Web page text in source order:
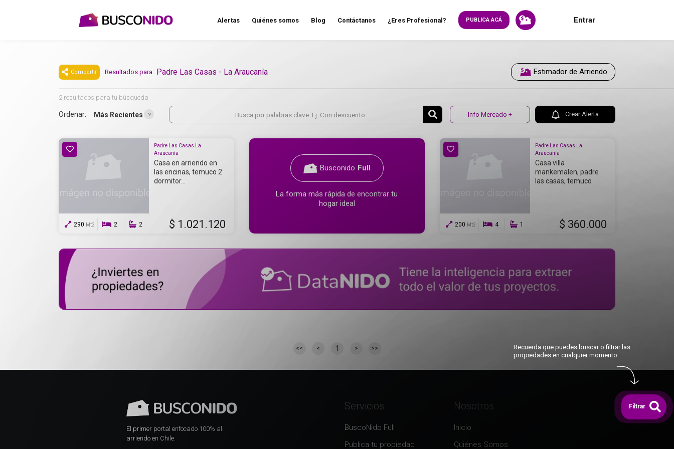
Alertas Quiénes somos Blog Contáctanos ¿Eres Profesional? PUBLICA ACÁ Entrar
Compartir Resultados para: Padre Las Casas - La Araucanía Estimador de Arriendo
2 resultados para tu búsqueda
Ordenar: Más Recientes Info Mercado + Crear Alerta
Padre Las Casas La
Araucanía
Casa en arriendo en
las encinas, temuco 2
dormitor...
290 Mt2 2 2 $ 1.021.120
Busconido Full
La forma más rápida de encontrar tu
hogar ideal
Padre Las Casas La
Araucanía
Casa villa
mankemalen, padre
las casas, temuco
200 Mt2 4 1 $ 360.000
<< < 1 > >>
El primer portal enfocado 100% al
arriendo en Chile.
Servicios
BuscoNido Full
Publica tu propiedad
Nosotros
Inicio
Quiénes Somos
Recuerda que puedes buscar o filtrar las
propiedades en cualquier momento
Filtrar